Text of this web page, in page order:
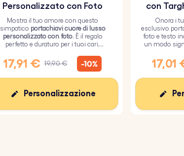
Personalizzato con Foto
Mostra il tuo amore con questo
simpatico portachiavi cuore di lusso
personalizzato con foto. È il regalo
perfetto e duraturo per i tuoi cari,
epossidico.
17,91 € 19,90 € -10%
Personalizzazione
con
Onora i
esclusivo
foto e testo
un modo
17,01